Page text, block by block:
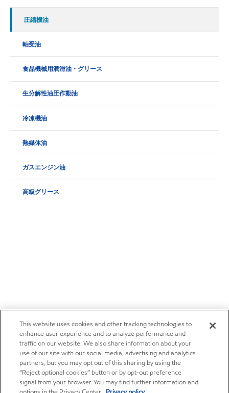
圧縮機油
軸受油
食品機械用潤滑油・グリース
生分解性油圧作動油
冷凍機油
熱媒体油
ガスエンジン油
高級グリース
This website uses cookies and other tracking technologies to
enhance user experience and to analyze performance and
traffic on our website. We also share information about your
use of our site with our social media, advertising and analytics
partners, but you may opt out of this sharing by using the
“Reject optional cookies” button or by opt-out preference
signal from your browser. You may find further information and